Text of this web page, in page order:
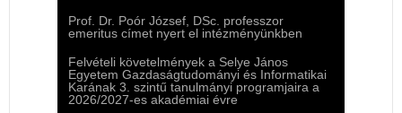
Prof. Dr. Poór József, DSc. professzor
emeritus címet nyert el intézményünkben
Felvételi követelmények a Selye János
Egyetem Gazdaságtudományi és Informatikai
Karának 3. szintű tanulmányi programjaira a
2026/2027-es akadémiai évre